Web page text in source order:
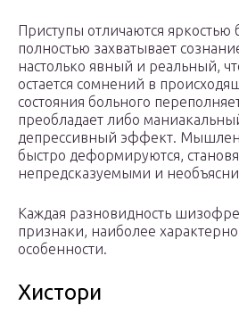
Приступы отличаются яркостью
полностью захватывает
настолько явный и реальный,
остается сомнений в
состояния больного
преобладает либо
депрессивный эффект.
быстро деформируются,
непредсказуемыми и
Каждая разновидность
признаки, наиболее
особенности.
Хистори